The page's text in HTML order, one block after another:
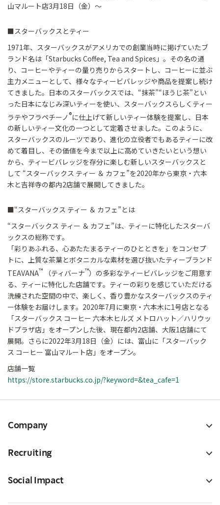
山マルート店3月18日（金）～
■スターバックスとティー
1971年、スターバックスがアメリカでの創業当時に掲げていたブ
ランド名は「Starbucks Coffee, Tea and Spices」。その名の通
り、コーヒーやティーの量り売りからスタートし、コーヒーに並ぶ
主力メニューとして、様々なティービバレッジや商品を提案し続け
てきました。日本のスターバックスでは、“抹茶”“ほうじ茶”とい
った日本になじみ深いティーを使い、スターバックスらしくティー
ラテやフラペチーノ ®に仕上げて新しいティー体験を提案し、日本
の新しいティー文化の一つとして定着させました。このように、
スターバックスのルーツであり、進化の立役者でもあるティーに改
めて着目し、その価値を今まで以上に高めていきたいという想い
から、ティービバレッジを存分に楽しむ新しいスターバックスと
して “スターバックス ティー ＆ カフェ”を2020年から東京・六本
木と吉祥寺の都内2店舗で展開してきました。
■“スターバックス ティー ＆ カフェ”とは
“スターバックス ティー ＆ カフェ”は、ティーに特化したスターバ
ックスの総称です。
「彩りあふれる、心あたたまるティーのひとときを」をコンセプ
トに、上質な茶葉とボタニカルな素材を選び抜いたティーブランド
TEAVANA™ （ティバーナ™）の多彩なティービバレッジをご用意す
る、ティーに特化した店舗です。ティーの彩りを感じていただける
洗練された空間の中で、楽しく、香り豊かなスターバックスのティ
ー体験をお届けします。2020年7月に東京・六本木に1号店となる
「スターバックス コーヒー 六本木ヒルズ メトロハット／ハリウッ
ドプラザ店」をオープンした後、現在都内2店舗、大阪1店舗にて
展開。さらに2022年3月18日（金）には、富山に「スターバック
ス コーヒー 富山マルート店」をオープン。
店舗一覧
https://store.starbucks.co.jp/?keyword=&tea_cafe=1
Company
Recruiting
Social Impact